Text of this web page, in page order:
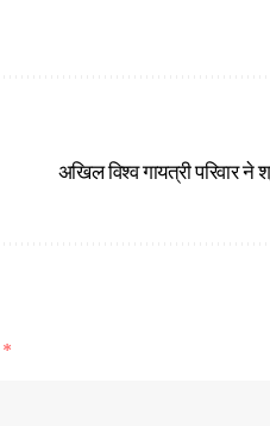
अखिल विश्व गायत्री परिवार ने
*